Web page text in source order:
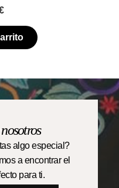
algo especial?
a encontrar el
para ti.